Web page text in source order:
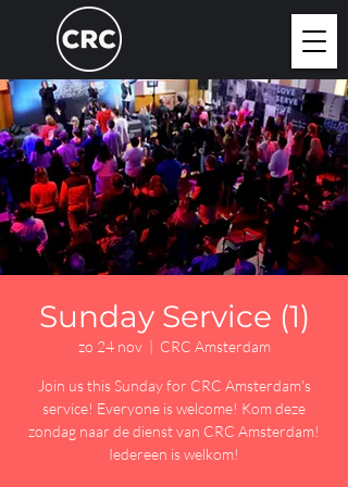
Sunday Service (1)
zo 24 nov
  |
CRC Amsterdam
Join us this Sunday for CRC Amsterdam's
service! Everyone is welcome! Kom deze
zondag naar de dienst van CRC Amsterdam!
Iedereen is welkom!